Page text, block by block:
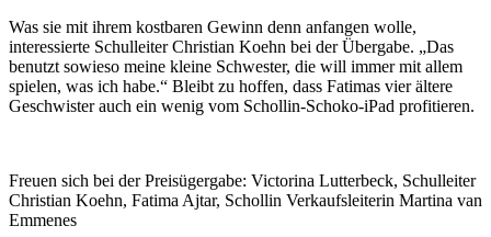
Was sie mit ihrem kostbaren Gewinn denn anfangen wolle,
interessierte Schulleiter Christian Koehn bei der Übergabe. „Das
benutzt sowieso meine kleine Schwester, die will immer mit allem
spielen, was ich habe.“ Bleibt zu hoffen, dass Fatimas vier ältere
Geschwister auch ein wenig vom Schollin-Schoko-iPad profitieren.
Freuen sich bei der Preisügergabe: Victorina Lutterbeck, Schulleiter
Christian Koehn, Fatima Ajtar, Schollin Verkaufsleiterin Martina van
Emmenes